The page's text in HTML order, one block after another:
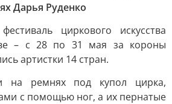
Дарья Руденко
циркового искусства
– с 28 по 31 мая за короны
артистки 14 стран.
на ремнях под купол цирка,
с помощью ног, а их пернатые